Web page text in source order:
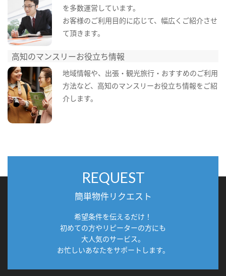
を多数運営しています。
お客様のご利用目的に応じて、幅広くご紹介させ
て頂きます。
高知のマンスリーお役立ち情報
地域情報や、出張・観光旅行・おすすめのご利用
方法など、高知のマンスリーお役立ち情報をご紹
介します。
REQUEST
簡単物件リクエスト
希望条件を伝えるだけ！
初めての方やリピーターの方にも
大人気のサービス。
お忙しいあなたをサポートします。